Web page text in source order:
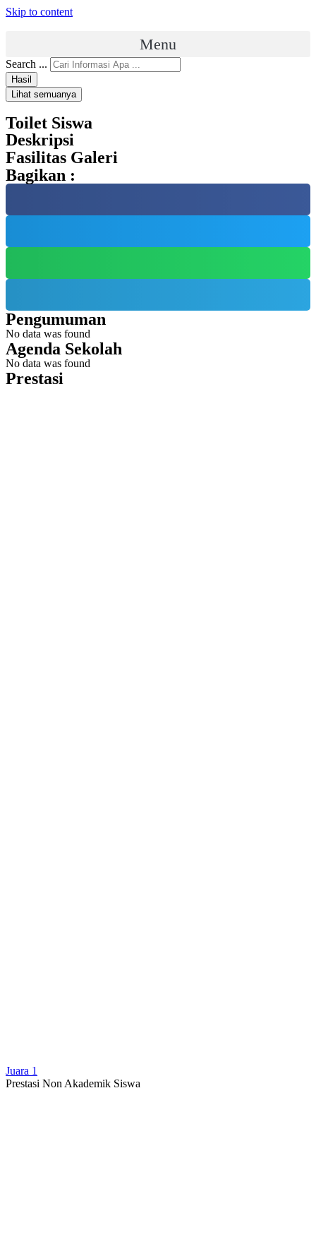
Skip to content
Menu
Search ...
Hasil
Lihat semuanya
Toilet Siswa
Deskripsi
Fasilitas Galeri
Bagikan :
Pengumuman
No data was found
Agenda Sekolah
No data was found
Prestasi
Juara 1
Prestasi Non Akademik Siswa